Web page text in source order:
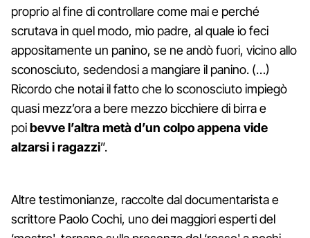
proprio al fine di controllare come mai e perché
scrutava in quel modo, mio padre, al quale io feci
appositamente un panino, se ne andò fuori, vicino allo
sconosciuto, sedendosi a mangiare il panino. (…)
Ricordo che notai il fatto che lo sconosciuto impiegò
quasi mezz’ora a bere mezzo bicchiere di birra e
poibevve l’altra metà d’un colpo appena vide
alzarsi i ragazzi”.
Altre testimonianze, raccolte dal documentarista e
scrittore Paolo Cochi, uno dei maggiori esperti del